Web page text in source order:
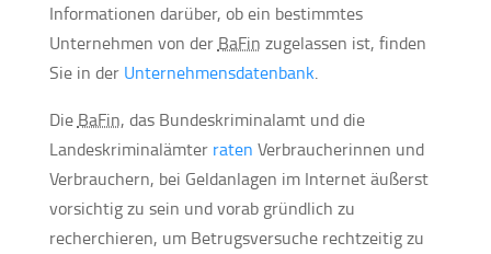
Informationen darüber, ob ein bestimmtes
Unternehmen von der BaFin zugelassen ist, finden
Sie in der Unternehmensdatenbank.
Die BaFin, das Bundeskriminalamt und die
Landeskriminalämter raten Verbraucherinnen und
Verbrauchern, bei Geldanlagen im Internet äußerst
vorsichtig zu sein und vorab gründlich zu
recherchieren, um Betrugsversuche rechtzeitig zu